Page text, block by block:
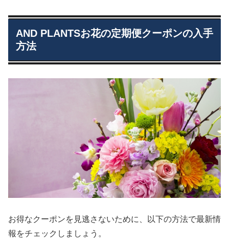
AND PLANTSお花の定期便クーポンの入手
方法
お得なクーポンを見逃さないために、以下の方法で最新情
報をチェックしましょう。